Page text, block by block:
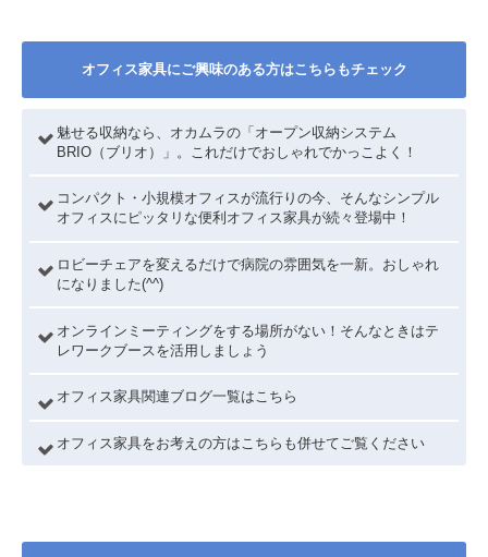
オフィス家具にご興味のある方はこちらもチェック
魅せる収納なら、オカムラの「オープン収納システム
BRIO（ブリオ）」。これだけでおしゃれでかっこよく！
コンパクト・小規模オフィスが流行りの今、そんなシンプル
オフィスにピッタリな便利オフィス家具が続々登場中！
ロビーチェアを変えるだけで病院の雰囲気を一新。おしゃれ
になりました(^^)
オンラインミーティングをする場所がない！そんなときはテ
レワークブースを活用しましょう
オフィス家具関連ブログ一覧はこちら
オフィス家具をお考えの方はこちらも併せてご覧ください